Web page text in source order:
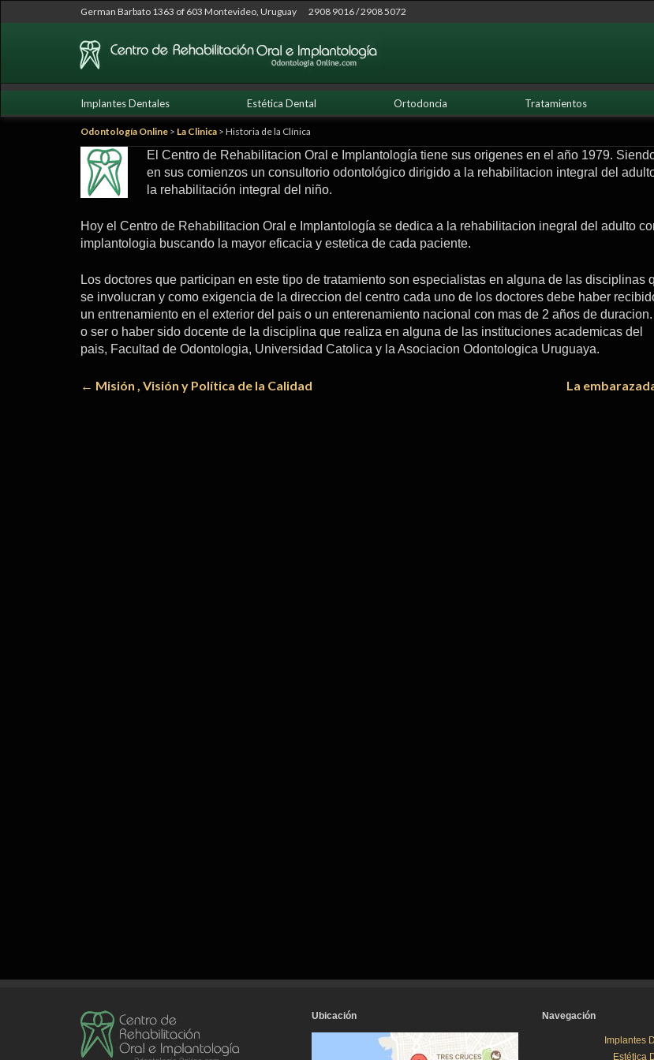
German Barbato 1363 of 603 Montevideo, Uruguay 2908 9016 / 2908 5072
Ir
al
contenido
Implantes Dentales Estética Dental Ortodoncia Tratamientos
Odontología Online > La Clinica > Historia de la Clínica
El Centro de Rehabilitacion Oral e Implantología tiene sus origenes en el año 1979.
en sus comienzos un consultorio odontológico dirigido a la rehabilitacion integral del
la rehabilitación integral del niño.
Hoy el Centro de Rehabilitacion Oral e Implantología se dedica a la rehabilitacion inegral del adulto
implantologia buscando la mayor eficacia y estetica de cada paciente.
Los doctores que participan en este tipo de tratamiento son especialistas en alguna de las disciplinas
se involucran y como exigencia de la direccion del centro cada uno de los doctores debe haber
un entrenamiento en el exterior del pais o un enterenamiento nacional con mas de 2 años de duracion.
o ser o haber sido docente de la disciplina que realiza en alguna de las instituciones academicas del
pais, Facultad de Odontologia, Universidad Catolica y la Asociacion Odontologica Uruguaya.
Navegación
de
← Misión , Visión y Política de la Calidad La
Ubicación Navegación
Implantes
Estética